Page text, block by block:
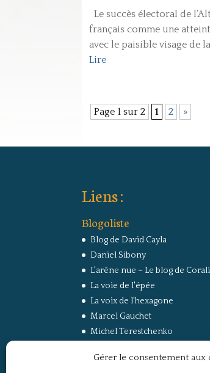
Gérer le consentement aux
Le succès électoral de
français comme une
avec le paisible visage de
Lire
Page 1 sur 2 1 2 »
Liens :
Blogoliste
Blog de David Cayla
Daniel Sibony
L'arêne nue – Le blog de
La voie de l'épée
La voix de l'hexagone
Marcel Gauchet
Michel Terestchenko
RussEurope – Le Carnet de